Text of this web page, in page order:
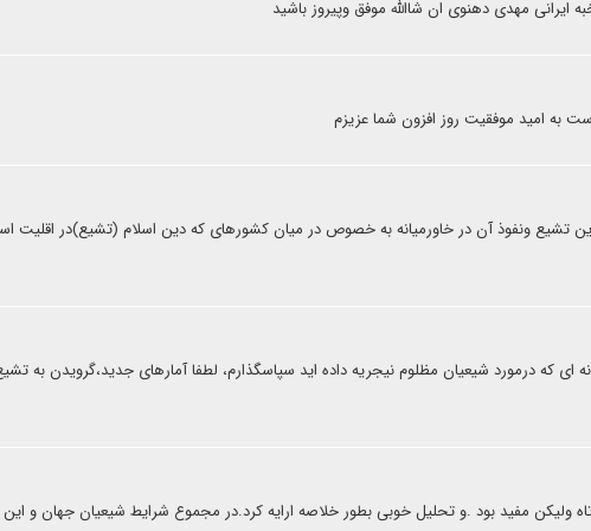
ایرانی مهدی دهنوی ان شاالله موفق وپیروز باشید
به امید موفقیت روز افزون شما عزیزم
تشیع ونفوذ آن در خاورمیانه به خصوص در میان کشورهای که دین اسلام (تشیع)در اقلیت
ای که درمورد شیعیان مظلوم نیجریه داده اید سپاسگذارم، لطفا آمارهای جدید،گرویدن به
ولیکن مفید بود .و تحلیل خوبی بطور خلاصه ارایه کرد.در مجموع شرایط شیعیان جهان و